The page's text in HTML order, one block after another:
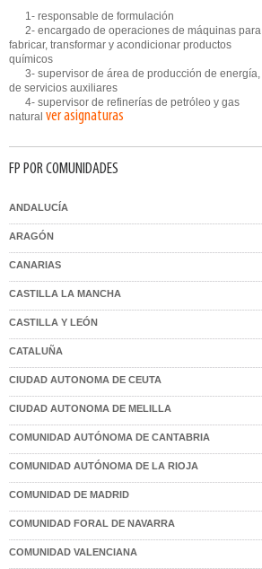
1- responsable de formulación
2- encargado de operaciones de máquinas para
fabricar, transformar y acondicionar productos
químicos
3- supervisor de área de producción de energía,
de servicios auxiliares
4- supervisor de refinerías de petróleo y gas
natural ver asignaturas
FP POR COMUNIDADES
ANDALUCÍA
ARAGÓN
CANARIAS
CASTILLA LA MANCHA
CASTILLA Y LEÓN
CATALUÑA
CIUDAD AUTONOMA DE CEUTA
CIUDAD AUTONOMA DE MELILLA
COMUNIDAD AUTÓNOMA DE CANTABRIA
COMUNIDAD AUTÓNOMA DE LA RIOJA
COMUNIDAD DE MADRID
COMUNIDAD FORAL DE NAVARRA
COMUNIDAD VALENCIANA